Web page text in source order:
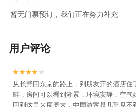
暂无门票预订，我们正在努力补充
用户评论


从长野回东京的路上，到朋友开的酒店住
畔，房间可以看到湖景，环境安静，空气
回到这里来度周末，中国游客是几乎见不